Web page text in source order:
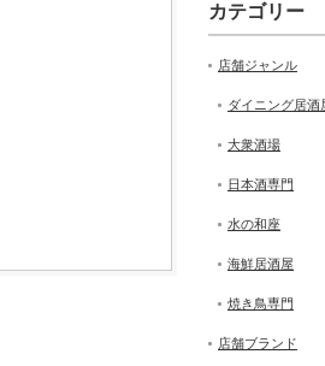
カテゴリー
店舗ジャンル
ダイニング居酒
大衆酒場
日本酒専門
水の和座
海鮮居酒屋
焼き鳥専門
店舗ブランド